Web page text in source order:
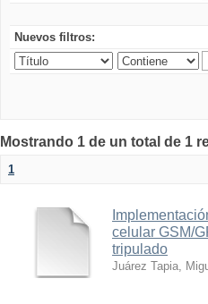
Nuevos filtros:
Mostrando 1 de un total de 1
1
celular GSM/
tripulado
Juárez Tapia,